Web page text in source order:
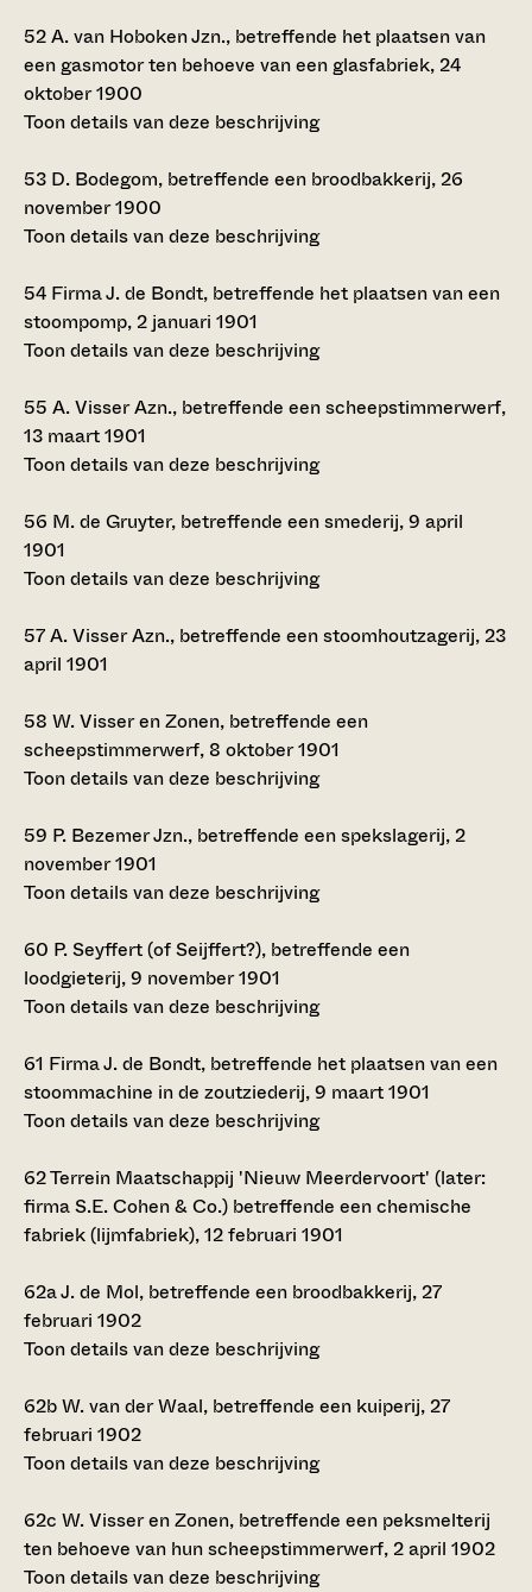
52A. van Hoboken Jzn., betreffende het plaatsen van
een gasmotor ten behoeve van een glasfabriek, 24
oktober 1900
Toon details van deze beschrijving
53 D. Bodegom, betreffende een broodbakkerij, 26
november 1900
Toon details van deze beschrijving
54 Firma J. de Bondt, betreffende het plaatsen van een
stoompomp, 2 januari 1901
Toon details van deze beschrijving
55 A. Visser Azn., betreffende een scheepstimmerwerf,
13 maart 1901
Toon details van deze beschrijving
56 M. de Gruyter, betreffende een smederij, 9 april
1901
Toon details van deze beschrijving
57A. Visser Azn., betreffende een stoomhoutzagerij, 23
april 1901
58 W. Visser en Zonen, betreffende een
scheepstimmerwerf, 8 oktober 1901
Toon details van deze beschrijving
59 P. Bezemer Jzn., betreffende een spekslagerij, 2
november 1901
Toon details van deze beschrijving
60 P. Seyffert (of Seijffert?), betreffende een
loodgieterij, 9 november 1901
Toon details van deze beschrijving
61 Firma J. de Bondt, betreffende het plaatsen van een
stoommachine in de zoutziederij, 9 maart 1901
Toon details van deze beschrijving
62Terrein Maatschappij 'Nieuw Meerdervoort' (later:
firma S.E. Cohen & Co.) betreffende een chemische
fabriek (lijmfabriek), 12 februari 1901
62aJ. de Mol, betreffende een broodbakkerij, 27
februari 1902
Toon details van deze beschrijving
62bW. van der Waal, betreffende een kuiperij, 27
februari 1902
Toon details van deze beschrijving
62c W. Visser en Zonen, betreffende een peksmelterij
ten behoeve van hun scheepstimmerwerf, 2 april 1902
Toon details van deze beschrijving